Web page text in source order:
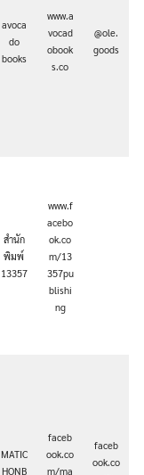
avoca
do
books
www.a
vocad
obook
s.co
@ole.
goods
สำนัก
พิมพ์
13357
www.f
acebo
ok.co
m/13
357pu
blishi
ng
MATIC
HONB
faceb
ook.co
m/ma
faceb
ook.co